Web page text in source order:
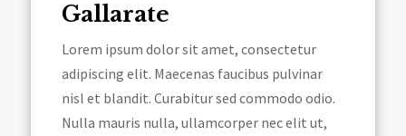
Gallarate
Lorem ipsum dolor sit amet, consectetur
adipiscing elit. Maecenas faucibus pulvinar
nisl et blandit. Curabitur sed commodo odio.
Nulla mauris nulla, ullamcorper nec elit ut,